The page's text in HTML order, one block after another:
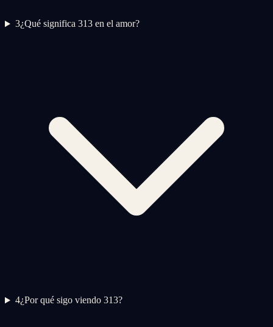
3¿Qué significa 313 en el amor?
4¿Por qué sigo viendo 313?